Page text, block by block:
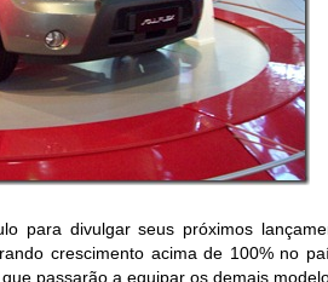
para divulgar seus próximos
crescimento acima de 100% no
passarão a equipar os demais